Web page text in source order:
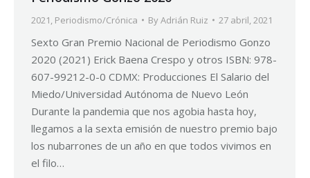
2021, Periodismo/Crónica ByAdrián Ruiz 27 abril, 2021
Sexto Gran Premio Nacional de Periodismo Gonzo
2020 (2021) Erick Baena Crespo y otros ISBN: 978-
607-99212-0-0 CDMX: Producciones El Salario del
Miedo/Universidad Autónoma de Nuevo León
Durante la pandemia que nos agobia hasta hoy,
llegamos a la sexta emisión de nuestro premio bajo
los nubarrones de un año en que todos vivimos en
el filo…